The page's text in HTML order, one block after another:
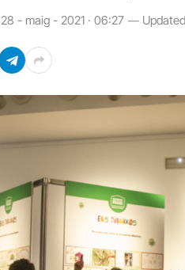
28 - maig - 2021 · 06:27